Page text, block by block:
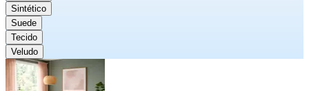
Sintético
Suede
Tecido
Veludo